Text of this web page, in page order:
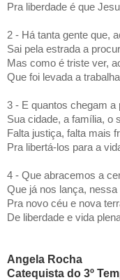
Pra liberdade é que
2 - Há tanta gente que,
Sai pela estrada a
Mas como é triste ver,
Que foi levada a
3 - E quantos chegam a
Sua cidade, a família, o
Falta justiça, falta mais
Pra libertá-los para a
4 - Que abracemos a
Que já nos lança,
Pra novo céu e nova
De liberdade e vida
Angela Rocha
Catequista do 3º